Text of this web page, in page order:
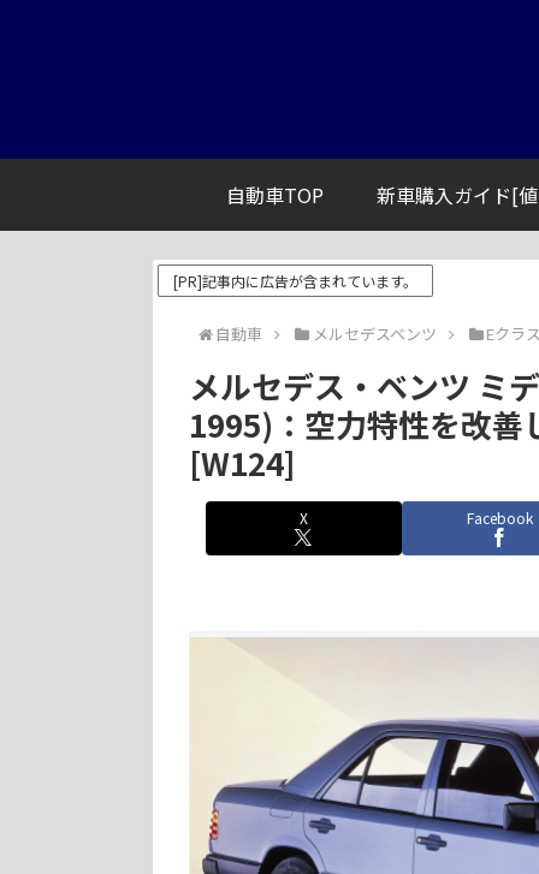
自動車TOP 新車購入ガイド[
[PR]記事内に広告が含まれています。
自動車 メルセデスベンツ Eクラ
メルセデス・ベンツ ミ
1995)：空力特性を改善
[W124]
X Facebook